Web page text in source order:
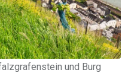
und Burg